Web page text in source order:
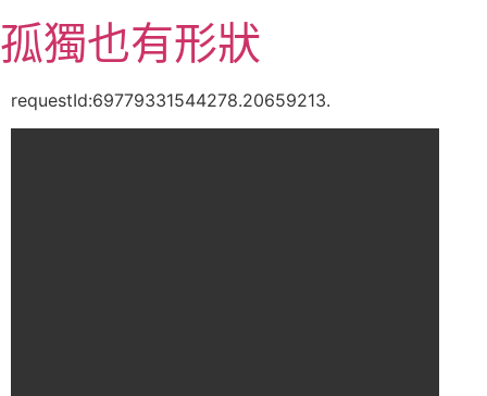
至
主
孤獨也有形狀
requestId:69779331544278.20659213.